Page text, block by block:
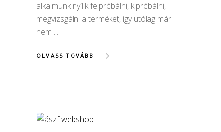
alkalmunk nyílik felpróbálni, kipróbálni,
megvizsgálni a terméket, így utólag már
nem
OLVASS TOVÁBB